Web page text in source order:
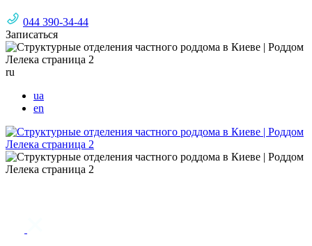
044 390-34-44
Записаться
ru
ua
en